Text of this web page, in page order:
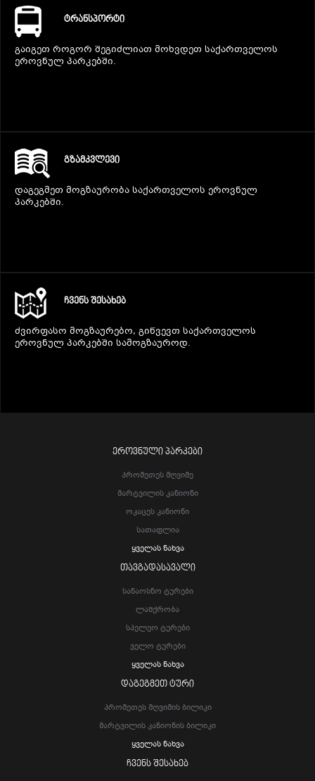
ᲢᲠᲐᲜᲡᲞᲝᲠᲢᲘ
გაიგეთ როგორ შეგიძლიათ მოხვდეთ საქართველოს
ეროვნულ პარკებში.
ᲒᲖᲐᲛᲙᲕᲚᲔᲕᲘ
დაგეგმეთ მოგზაურობა საქართველოს ეროვნულ
პარკებში.
ᲩᲕᲔᲜᲡ ᲨᲔᲡᲐᲮᲔᲑ
ძვირფასო მოგზაურებო, გიწვევთ საქართველოს
ეროვნულ პარკებში სამოგზაუროდ.
ᲔᲠᲝᲕᲜᲣᲚᲘ ᲞᲐᲠᲙᲔᲑᲘ
Პრომეთეს Მღვიმე
Მარტვილის Კანიონი
Ოკაცეს Კანიონი
Სათაფლია
Ყველას Ნახვა
ᲗᲐᲕᲒᲐᲓᲐᲡᲐᲕᲐᲚᲘ
Სანაოსნო Ტურები
Ლაშქრობა
Სპელეო Ტურები
Ველო Ტურები
Ყველას Ნახვა
ᲓᲐᲒᲔᲒᲛᲔᲗ ᲢᲣᲠᲘ
Პრომეთეს Მღვიმის Ბილიკი
Მარტვილის Კანიონის Ბილიკი
Ყველას Ნახვა
ᲩᲕᲔᲜᲡ ᲨᲔᲡᲐᲮᲔᲑ